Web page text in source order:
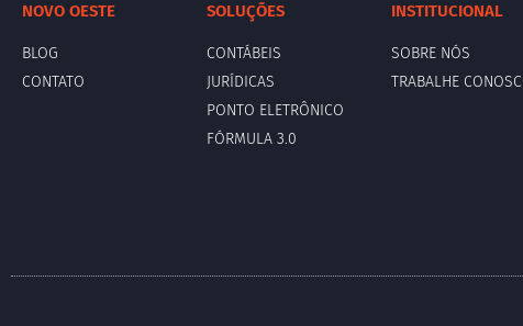
NOVO OESTE
BLOG
CONTATO
SOLUÇÕES
CONTÁBEIS
JURÍDICAS
PONTO ELETRÔNICO
FÓRMULA 3.0
INSTITUCIONAL
SOBRE NÓS
TRABALHE